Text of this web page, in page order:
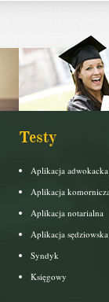
Testy
Aplikacja
Aplikacja
Aplikacja notarialna
Aplikacja
Syndyk
Księgowy